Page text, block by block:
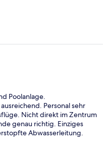
nüfusda çok artmiş
Poolanlage.
Personal sehr
Nicht direkt im Zentrum
genau richtig. Einziges
Abwasserleitung.
Babywindeln, die von den